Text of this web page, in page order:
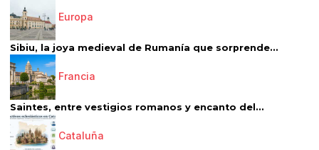
Europa
Sibiu, la joya medieval de Rumanía que sorprende...
Francia
Saintes, entre vestigios romanos y encanto del...
Cataluña